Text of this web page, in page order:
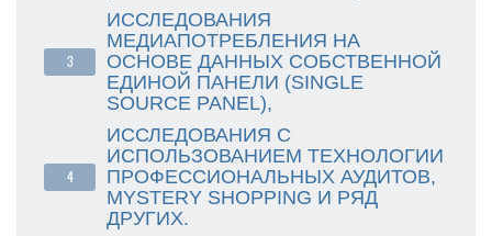
ИССЛЕДОВАНИЯ
МЕДИАПОТРЕБЛЕНИЯ НА
ОСНОВЕ ДАННЫХ СОБСТВЕННОЙ
ЕДИНОЙ ПАНЕЛИ (SINGLE
SOURCE PANEL),
ИССЛЕДОВАНИЯ С
ИСПОЛЬЗОВАНИЕМ ТЕХНОЛОГИИ
ПРОФЕССИОНАЛЬНЫХ АУДИТОВ,
MYSTERY SHOPPING И РЯД
ДРУГИХ.